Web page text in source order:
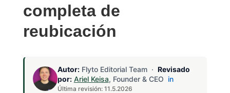
completa de
reubicación
Autor:Flyto Editorial Team · Revisado
por: Ariel Keisa, Founder & CEO in
Última revisión: 11.5.2026